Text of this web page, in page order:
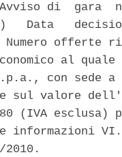
di  gara
Data
Numero offerte
al
S.p.a., con
sul valore
(IVA
informazioni
2010.